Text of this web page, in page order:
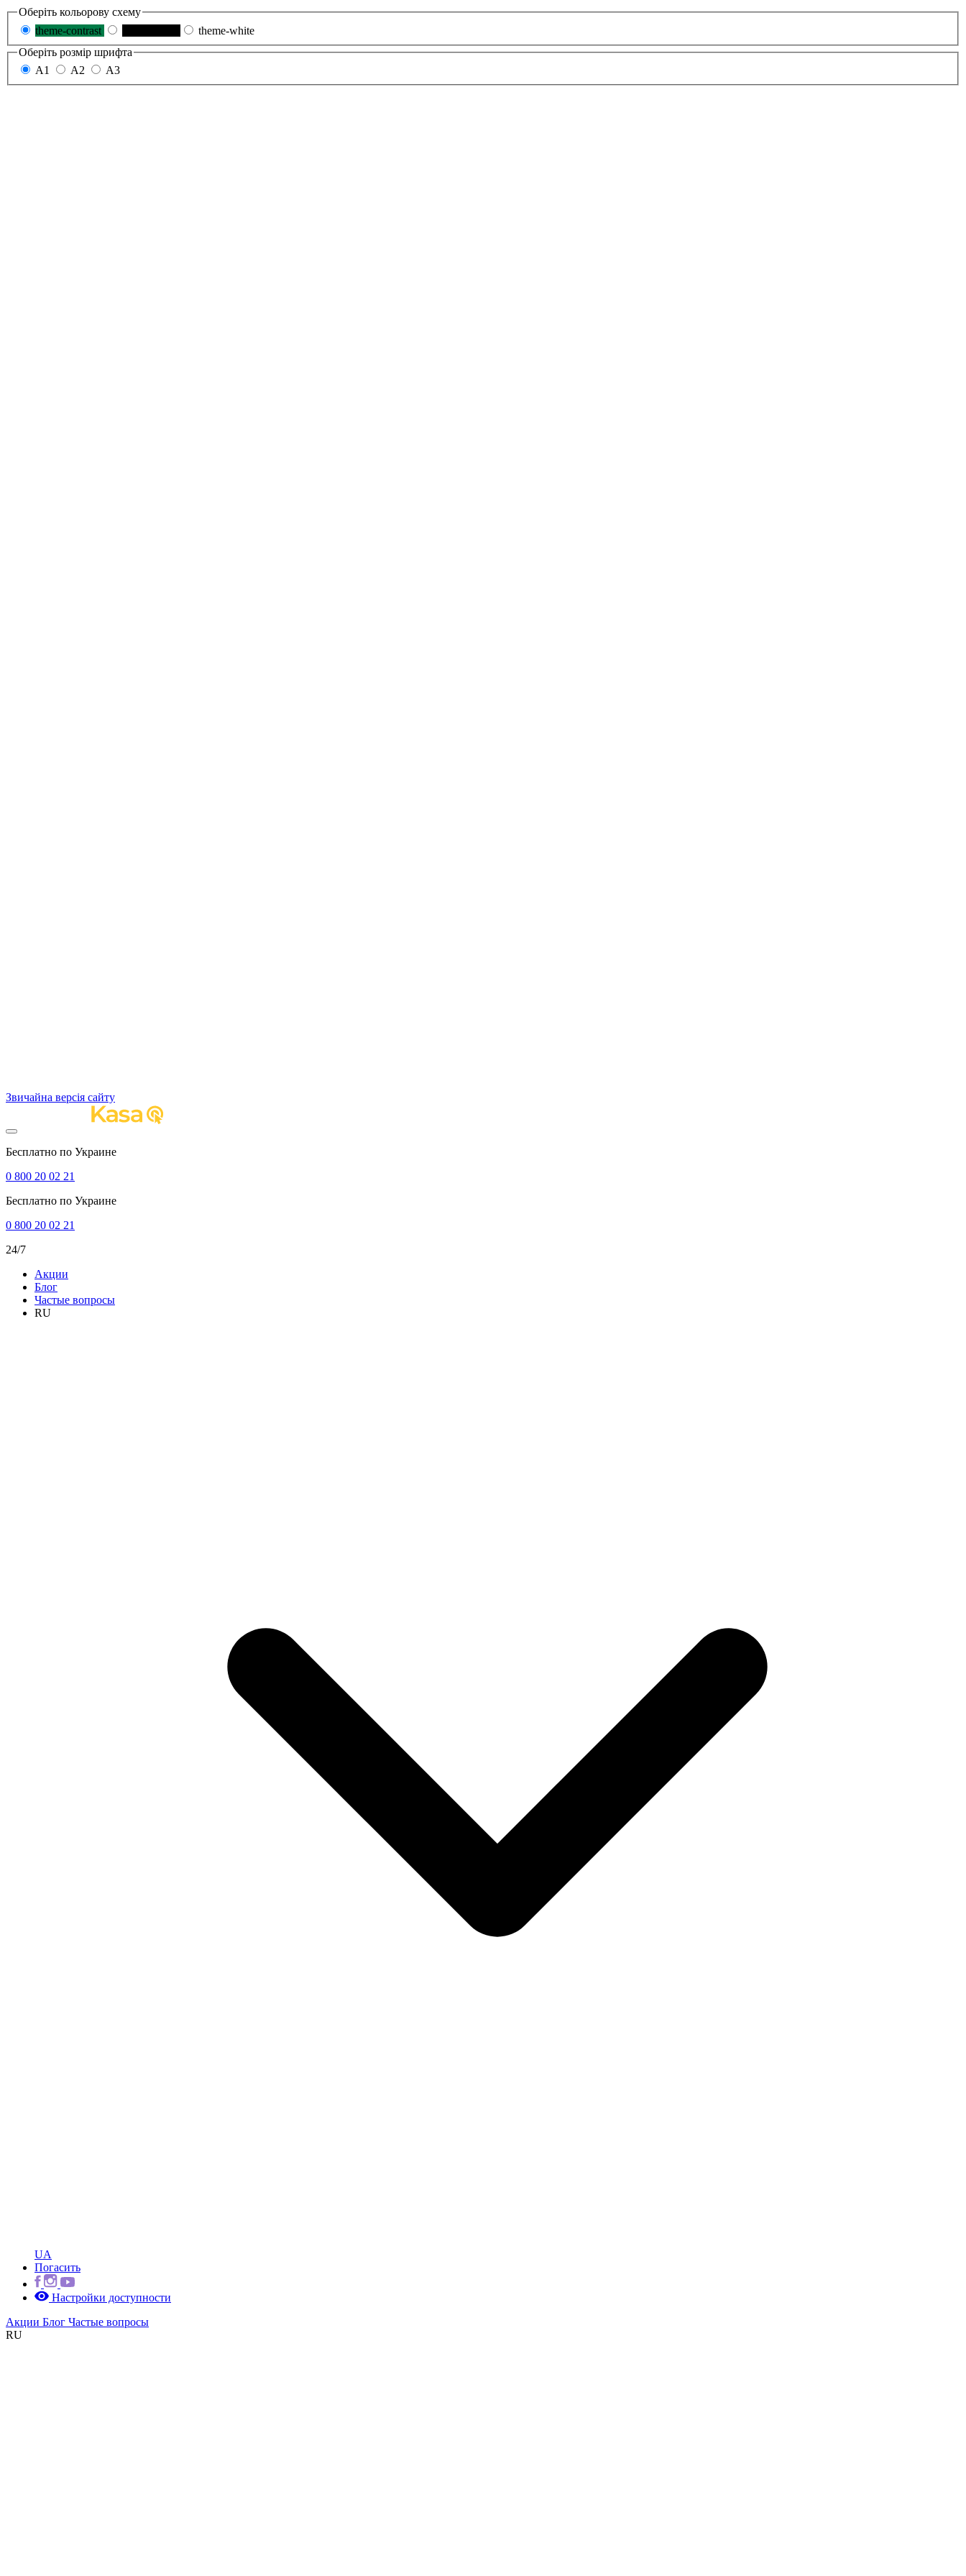
Оберіть кольорову схему
theme-contrast
theme-white
Оберіть розмір шрифта
A1
A2 A3
Звичайна версія сайту
Бесплатно по Украине
0 800 20 02 21
Бесплатно по Украине
0 800 20 02 21
24/7
Акции
Блог
Частые вопросы
RU
UA
Погасить
Настройки доступности
Акции Блог Частые вопросы
RU